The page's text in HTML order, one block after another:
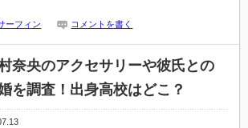
ーフィン コメントを書く
奈央のアクセサリーや彼氏との
を調査！出身高校はどこ？